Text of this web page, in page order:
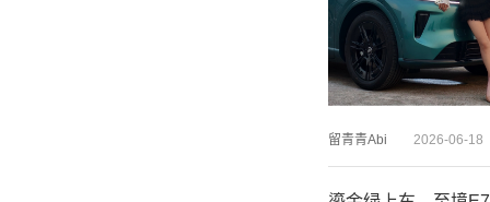
留青青Abi 2026-06-18